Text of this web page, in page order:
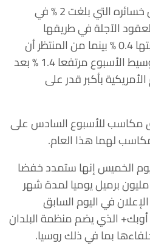
واسترد برنت أمس الخميس خسائره التي بلغت 2 % في
الآجلة في طريقها
لتحقيق زيادة أسبوعية نسبتها 0.4 % بينما من المنتظر أن
ينهي خام غرب تكساس الوسيط الأسبوع مرتفعا 1.4 % بعد
بأكبر قدر على
مكاسب للأسبوع السادس على
لهما هذا العام.
الخميس إنها ستمدد خفضا
مليون برميل يوميا لمدة شهر
في اليوم السابق
أوبك+ الذي يضم منظمة البلدان
بما في ذلك روسيا.